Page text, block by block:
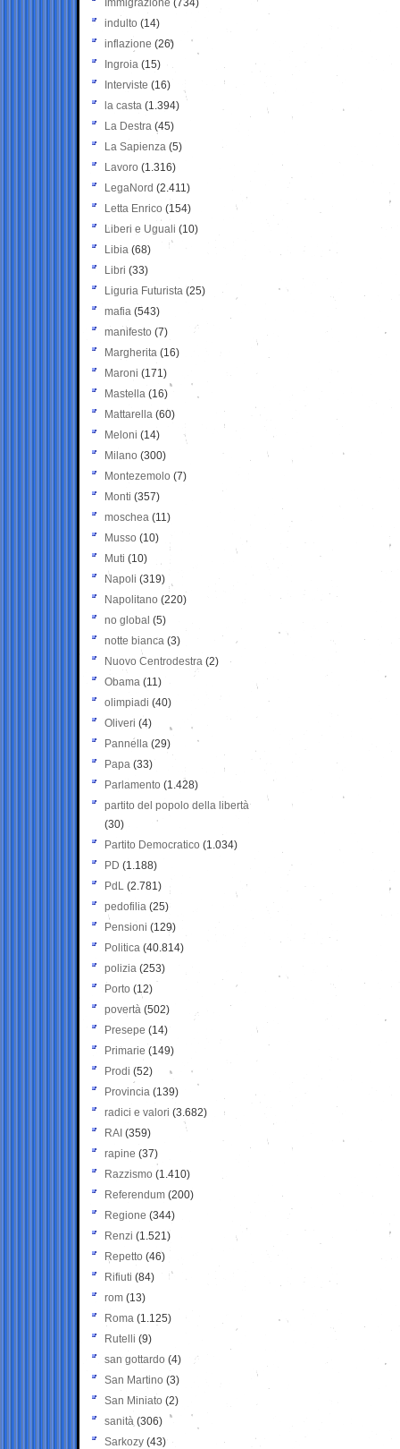
Immigrazione (734)
indulto (14)
inflazione (26)
Ingroia (15)
Interviste (16)
la casta (1.394)
La Destra (45)
La Sapienza (5)
Lavoro (1.316)
LegaNord (2.411)
Letta Enrico (154)
Liberi e Uguali (10)
Libia (68)
Libri (33)
Liguria Futurista (25)
mafia (543)
manifesto (7)
Margherita (16)
Maroni (171)
Mastella (16)
Mattarella (60)
Meloni (14)
Milano (300)
Montezemolo (7)
Monti (357)
moschea (11)
Musso (10)
Muti (10)
Napoli (319)
Napolitano (220)
no global (5)
notte bianca (3)
Nuovo Centrodestra (2)
Obama (11)
olimpiadi (40)
Oliveri (4)
Pannella (29)
Papa (33)
Parlamento (1.428)
partito del popolo della libertà
(30)
Partito Democratico (1.034)
PD (1.188)
PdL (2.781)
pedofilia (25)
Pensioni (129)
Politica (40.814)
polizia (253)
Porto (12)
povertà (502)
Presepe (14)
Primarie (149)
Prodi (52)
Provincia (139)
radici e valori (3.682)
RAI (359)
rapine (37)
Razzismo (1.410)
Referendum (200)
Regione (344)
Renzi (1.521)
Repetto (46)
Rifiuti (84)
rom (13)
Roma (1.125)
Rutelli (9)
san gottardo (4)
San Martino (3)
San Miniato (2)
sanità (306)
Sarkozy (43)